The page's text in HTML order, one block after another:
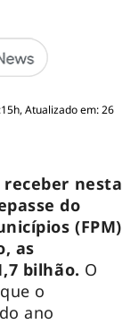
Atualizado em: 26
nesta
do
(FPM)
as
bilhão. O
o
ano